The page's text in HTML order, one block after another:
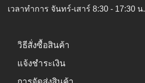
เวลาทำการ จันทร์-เสาร์ 8:30 - 17:30 น.
วิธีสั่งซื้อสินค้า
แจ้งชำระเงิน